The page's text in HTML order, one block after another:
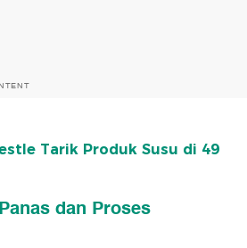
Tarik Produk Susu di 49
dan Proses